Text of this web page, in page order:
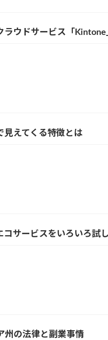
ラウドサービス「Kintone
見えてくる特徴とは
コサービスをいろいろ試
州の法律と副業事情